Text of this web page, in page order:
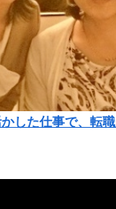
した仕事で、転